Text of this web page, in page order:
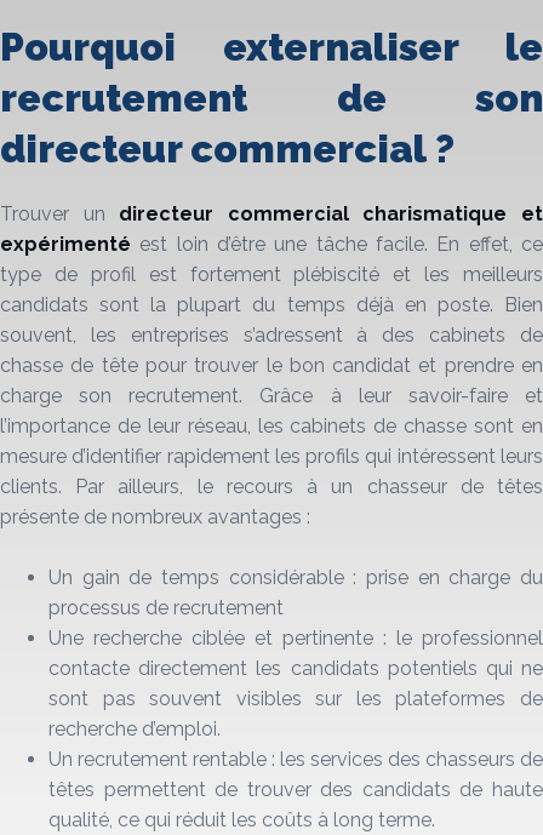
Pourquoi externaliser le
recrutement de son
directeur commercial ?
Trouver un directeur commercial charismatique et
expérimenté est loin d’être une tâche facile. En effet, ce
type de profil est fortement plébiscité et les meilleurs
candidats sont la plupart du temps déjà en poste. Bien
souvent, les entreprises s’adressent à des cabinets de
chasse de tête pour trouver le bon candidat et prendre en
charge son recrutement. Grâce à leur savoir-faire et
l’importance de leur réseau, les cabinets de chasse sont en
mesure d’identifier rapidement les profils qui intéressent leurs
clients. Par ailleurs, le recours à un chasseur de têtes
présente de nombreux avantages :
Un gain de temps considérable : prise en charge du
processus de recrutement
Une recherche ciblée et pertinente : le professionnel
contacte directement les candidats potentiels qui ne
sont pas souvent visibles sur les plateformes de
recherche d’emploi.
Un recrutement rentable : les services des chasseurs de
têtes permettent de trouver des candidats de haute
qualité, ce qui réduit les coûts à long terme.